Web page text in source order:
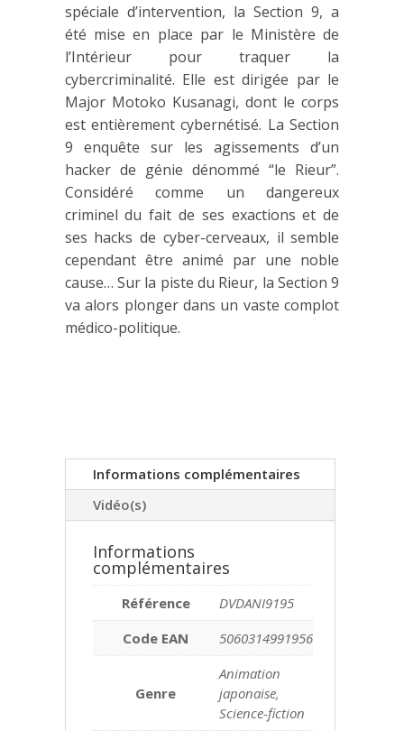
spéciale d’intervention, la Section 9, a
été mise en place par le Ministère de
l’Intérieur pour traquer la
cybercriminalité. Elle est dirigée par le
Major Motoko Kusanagi, dont le corps
est entièrement cybernétisé. La Section
9 enquête sur les agissements d’un
hacker de génie dénommé “le Rieur”.
Considéré comme un dangereux
criminel du fait de ses exactions et de
ses hacks de cyber-cerveaux, il semble
cependant être animé par une noble
cause… Sur la piste du Rieur, la Section 9
va alors plonger dans un vaste complot
médico-politique.
Informations complémentaires
Vidéo(s)
Informations
complémentaires
Référence
DVDANI9195
Code EAN
5060314991956
Genre
Animation
japonaise,
Science-fiction